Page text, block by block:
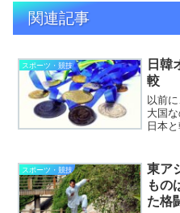
関連記事
スポーツ・競技
日韓
較
以前
大国
日本
るバ
ンピ
スポーツ・競技
東ア
もの
た格